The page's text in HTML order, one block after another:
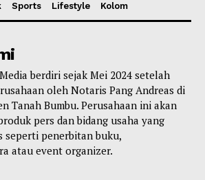
Sports Lifestyle Kolom
berdiri sejak Mei 2024 setelah
oleh Notaris Pang Andreas di
Tanah Bumbu. Perusahaan ini akan
pers dan bidang usaha yang
seperti penerbitan buku,
atau event organizer.